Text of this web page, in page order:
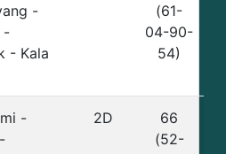
-
-
- Kala
(61-
04-90-
54)
-
2D
66
(52-